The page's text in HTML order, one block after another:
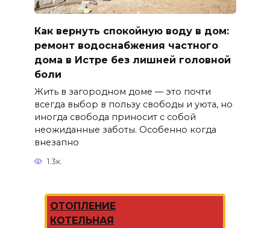
Как вернуть спокойную воду в дом:
ремонт водоснабжения частного
дома в Истре без лишней головной
боли
Жить в загородном доме — это почти
всегда выбор в пользу свободы и уюта, но
иногда свобода приносит с собой
неожиданные заботы. Особенно когда
внезапно
1.3к.
ОТОПЛЕНИЕ
КОТЕЛЬНАЯ